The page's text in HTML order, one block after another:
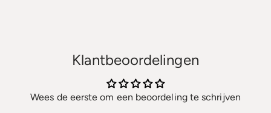
Klantbeoordelingen
Wees de eerste om een beoordeling te schrijven